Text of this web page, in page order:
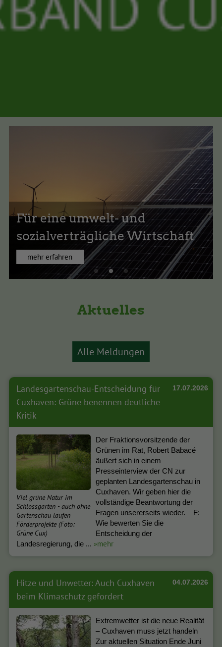
Für eine umwelt- und
sozialverträgliche Wirtschaft
mehr erfahren
Aktuelles
Alle Meldungen
17.07.2026
Landesgartenschau-Entscheidung für
Cuxhaven: Grüne benennen deutliche
Kritik
Viel grüne Natur im
Schlossgarten - auch ohne
Gartenschau laufen
Förderprojekte (Foto:
Grüne Cux)
Der Fraktionsvorsitzende der
Grünen im Rat, Robert Babacé
äußert sich in einem
Presseinterview der CN zur
geplanten Landesgartenschau in
Cuxhaven. Wir geben hier die
vollständige Beantwortung der
Fragen unsererseits wieder. F:
Wie bewerten Sie die
Entscheidung der
Landesregierung, die ... »mehr
04.07.2026
Hitze und Unwetter: Auch Cuxhaven
beim Klimaschutz gefordert
Extremwetter ist die neue Realität
– Cuxhaven muss jetzt handeln
Zur aktuellen Situation Ende Juni